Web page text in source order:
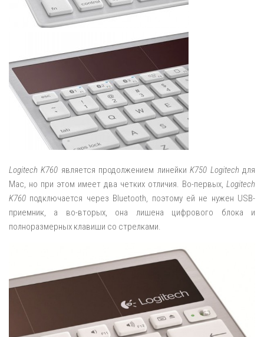
Logitech K760 является продолжением линейкиK750 Logitech для
Mac, но при этом имеет два четких отличия. Во-первых, Logitech
K760 подключается через Bluetooth, поэтому ей не нужен USB-
приемник, а во-вторых, она лишена цифрового блока и
полноразмерных клавиши со стрелками.